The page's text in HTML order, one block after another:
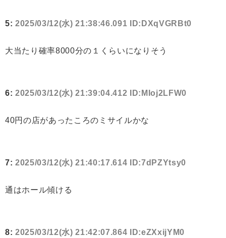
5: 2025/03/12(水) 21:38:46.091 ID:DXqVGRBt0
大当たり確率8000分の１くらいになりそう
6: 2025/03/12(水) 21:39:04.412 ID:MIoj2LFW0
40円の店があったころのミサイルかな
7: 2025/03/12(水) 21:40:17.614 ID:7dPZYtsy0
通はホール傾ける
8: 2025/03/12(水) 21:42:07.864 ID:eZXxijYM0